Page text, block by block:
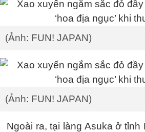
(Ảnh: FUN! JAPAN)
(Ảnh: FUN! JAPAN)
Ngoài ra, tại làng Asuka ở tỉnh